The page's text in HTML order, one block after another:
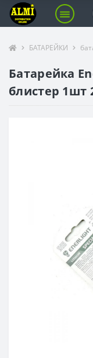
БАТАРЕЙКИ
Батарейка
блистер 1шт